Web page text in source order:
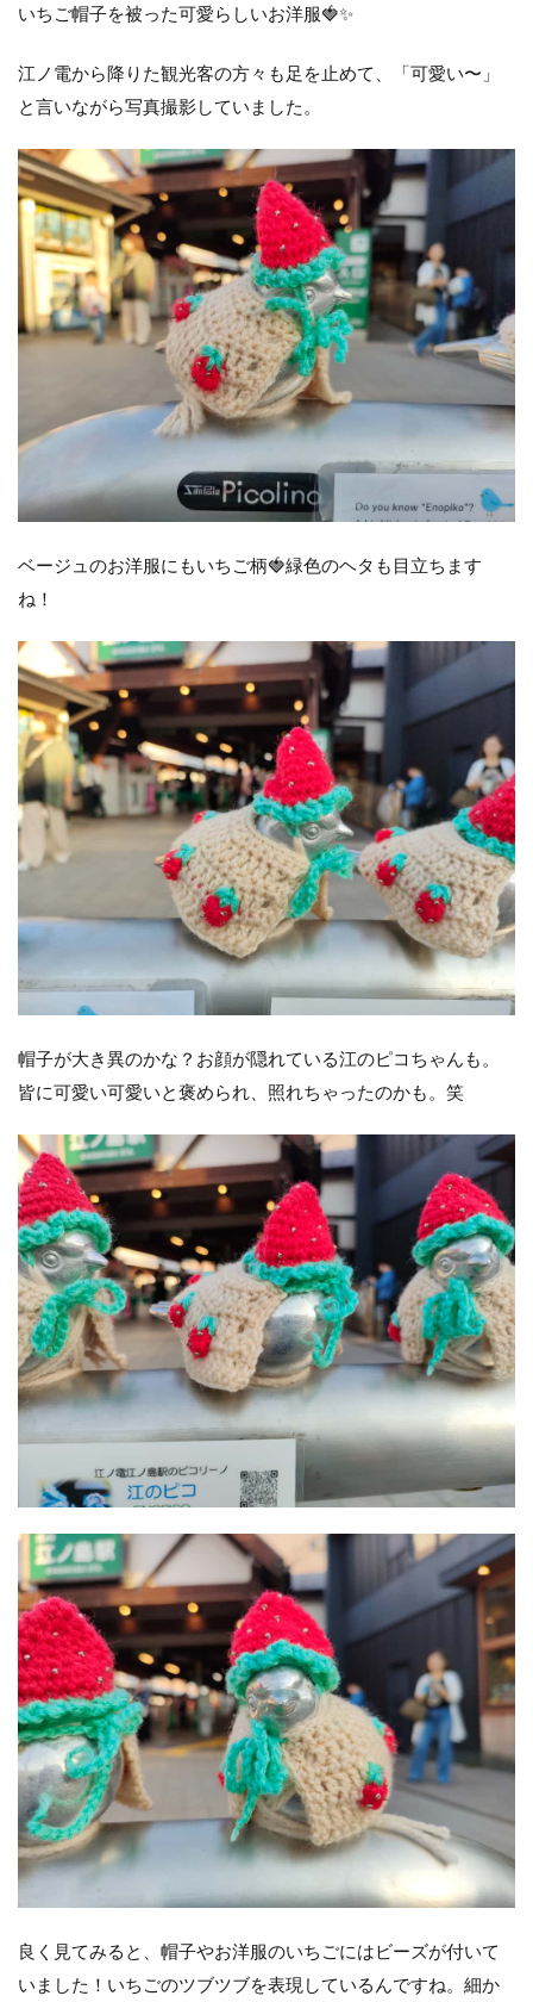
いちご帽子を被った可愛らしいお洋服🍓✨
江ノ電から降りた観光客の方々も足を止めて、「可愛い〜」
と言いながら写真撮影していました。
ベージュのお洋服にもいちご柄🍓緑色のヘタも目立ちます
ね！
帽子が大き異のかな？お顔が隠れている江のピコちゃんも。
皆に可愛い可愛いと褒められ、照れちゃったのかも。笑
良く見てみると、帽子やお洋服のいちごにはビーズが付いて
いました！いちごのツブツブを表現しているんですね。細か